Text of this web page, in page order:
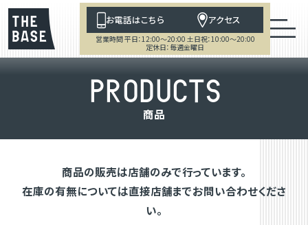
お電話はこちら アクセス
営業時間 平日：12:00～20:00 土日祝：10:00～20:00
定休日：毎週金曜日
PRODUCTS
商品
商品の販売は店舗のみで行っています。
在庫の有無については直接店舗までお問い合わせくださ
い。